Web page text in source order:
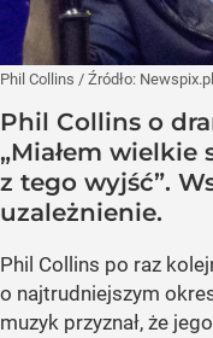
Phil Collins / Źródło: Newspix.pl
Phil Collins o
„Miałem wielkie
z tego wyjść”.
uzależnienie.
Phil Collins po raz
o najtrudniejszym
muzyk przyznał, że